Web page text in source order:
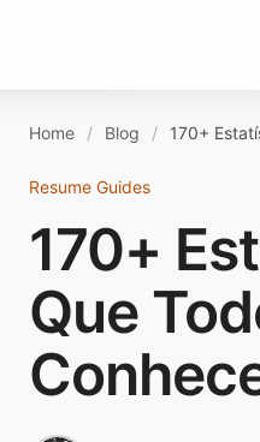
Home Blog 170+
Resume Guides
170+
Que